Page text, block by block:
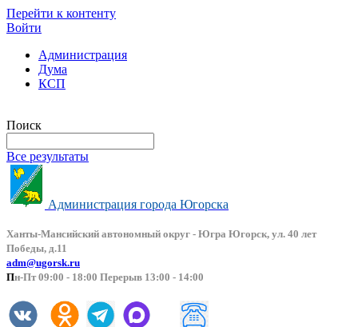
Перейти к контенту
Войти
Администрация
Дума
КСП
Поиск
Все результаты
Администрация города Югорска
Ханты-Мансийский автономный округ - Югра Югорск, ул. 40 лет
Победы, д.11
adm@ugorsk.ru
Пн-Пт 09:00 - 18:00 Перерыв 13:00 - 14:00